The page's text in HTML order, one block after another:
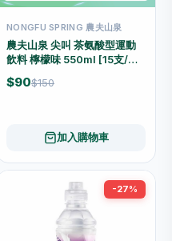
NONGFU SPRING 農夫山泉
農夫山泉 尖叫 茶氨酸型運動
飲料 檸檬味 550ml [15支/箱]
（原箱優惠📦）
$90$150
加入購物車
-27%